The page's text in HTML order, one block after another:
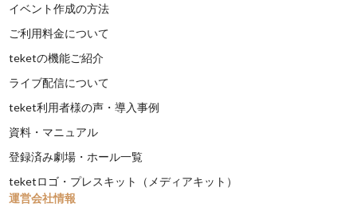
イベント作成の方法
ご利用料金について
teketの機能ご紹介
ライブ配信について
teket利用者様の声・導入事例
資料・マニュアル
登録済み劇場・ホール一覧
teketロゴ・プレスキット（メディアキット）
運営会社情報